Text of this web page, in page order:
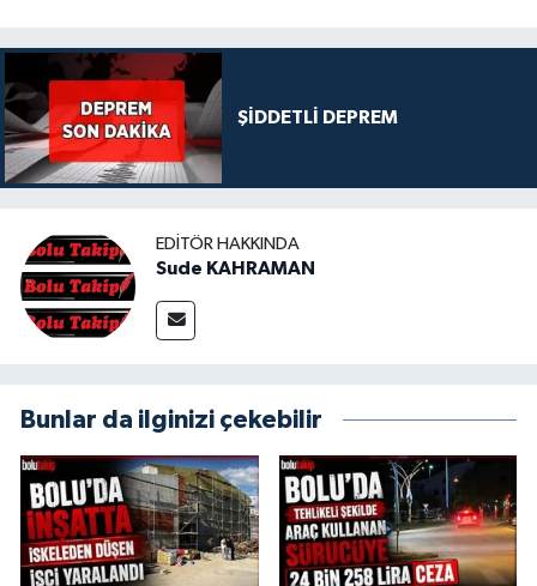
ŞİDDETLİ DEPREM
EDITÖR HAKKINDA
Sude KAHRAMAN
Bunlar da ilginizi çekebilir